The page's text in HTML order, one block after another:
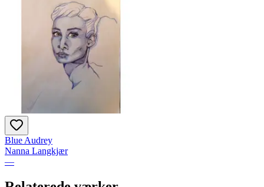
Blue Audrey
Nanna Langkjær
—